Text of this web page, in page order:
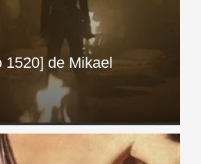
1520] de Mikael